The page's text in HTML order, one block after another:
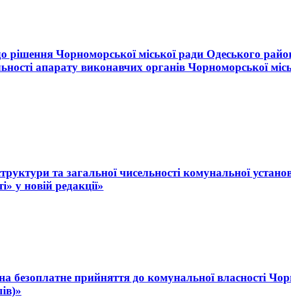
Чорноморської міської ради Одеського
апарату виконавчих органів Чорноморської
та загальної чисельності комунальної
у новій редакції»
прийняття до комунальної власності